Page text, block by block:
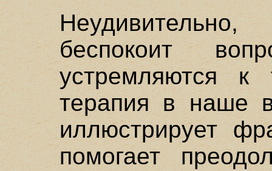
беспокоит
устремляются
терапия в наше
иллюстрирует
помогает